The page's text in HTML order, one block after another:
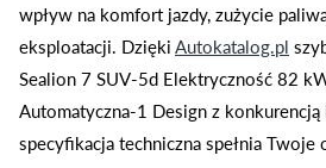
wpływ na komfort jazdy, zużycie
eksploatacji. DziękiAutokatalog.pl
Sealion 7 SUV-5d Elektryczność 82
Automatyczna-1 Design z
specyfikacja techniczna spełnia Twoje